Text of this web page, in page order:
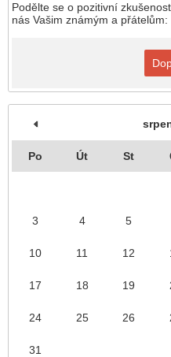
Podělte se o pozitivní
nás Vašim známým a přátelům:
Po Út St
3 4 5
10 11 12
17 18 19
24 25 26
31